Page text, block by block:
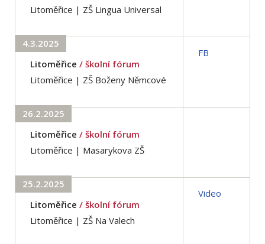
Litoměřice | ZŠ Lingua Universal
4.3.2025
Litoměřice / školní fórum
Litoměřice | ZŠ Boženy Němcové
FB
26.2.2025
Litoměřice / školní fórum
Litoměřice | Masarykova ZŠ
25.2.2025
Litoměřice / školní fórum
Litoměřice | ZŠ Na Valech
Video